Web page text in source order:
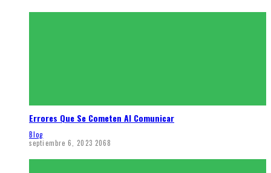
Errores Que Se Cometen Al Comunicar
Blog
septiembre 6, 2023 2068